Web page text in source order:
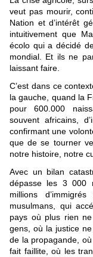
veut pas mourir,
Nation et d’intérêt
intuitivement que
écolo qui a décidé
mondial. Et ils ne
laissant faire.
C’est dans ce
la gauche, quand la
pour 600.000
souvent africains,
confirmant une
que de se tourner
notre histoire, notre
Avec un bilan
dépasse les 3 000
millions
musulmans, qui
pays où plus rien
gens, où la justice
de la propagande, où
fait faillite, où les